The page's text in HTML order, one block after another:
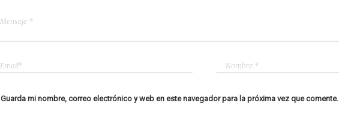
Guarda mi nombre, correo electrónico y web en este navegador para la próxima vez que comente.